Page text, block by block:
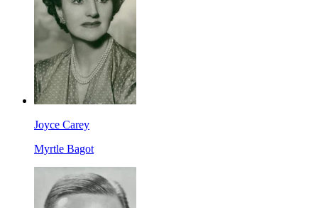
Joyce Carey
Myrtle Bagot